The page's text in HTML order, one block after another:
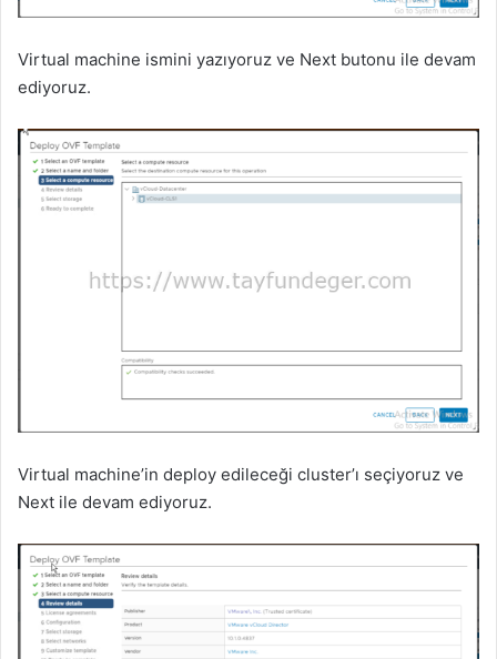
Virtual machine ismini yazıyoruz ve Next butonu ile devam
ediyoruz.
Virtual machine’in deploy edileceği cluster’ı seçiyoruz ve
Next ile devam ediyoruz.